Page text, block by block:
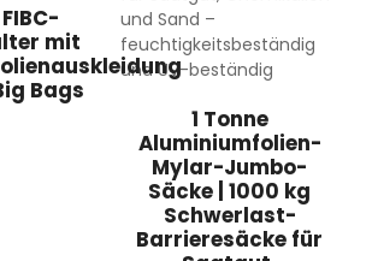
mit
Bags
1 Tonne
Aluminiumfolien-
Mylar-Jumbo-
Säcke | 1000 kg
Schwerlast-
Barrieresäcke für